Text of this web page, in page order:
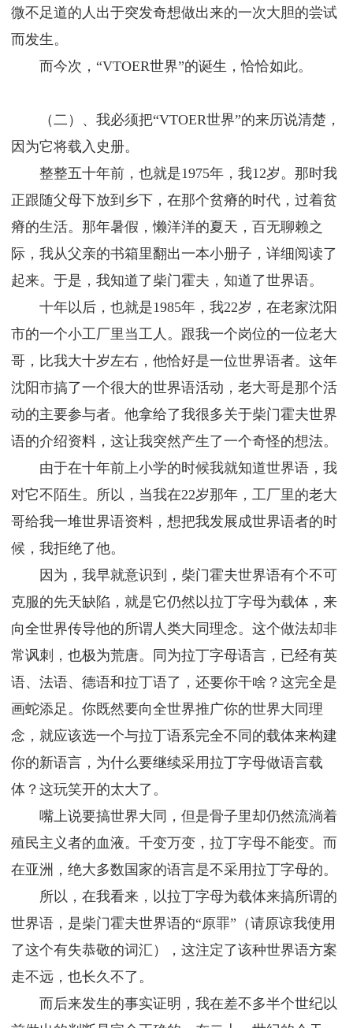
微不足道的人出于突发奇想做出来的一次大胆的尝试
而发生。
而今次，“VTOER世界”的诞生，恰恰如此。
（二）、我必须把“VTOER世界”的来历说清楚，
因为它将载入史册。
整整五十年前，也就是1975年，我12岁。那时我
正跟随父母下放到乡下，在那个贫瘠的时代，过着贫
瘠的生活。那年暑假，懒洋洋的夏天，百无聊赖之
际，我从父亲的书箱里翻出一本小册子，详细阅读了
起来。于是，我知道了柴门霍夫，知道了世界语。
十年以后，也就是1985年，我22岁，在老家沈阳
市的一个小工厂里当工人。跟我一个岗位的一位老大
哥，比我大十岁左右，他恰好是一位世界语者。这年
沈阳市搞了一个很大的世界语活动，老大哥是那个活
动的主要参与者。他拿给了我很多关于柴门霍夫世界
语的介绍资料，这让我突然产生了一个奇怪的想法。
由于在十年前上小学的时候我就知道世界语，我
对它不陌生。所以，当我在22岁那年，工厂里的老大
哥给我一堆世界语资料，想把我发展成世界语者的时
候，我拒绝了他。
因为，我早就意识到，柴门霍夫世界语有个不可
克服的先天缺陷，就是它仍然以拉丁字母为载体，来
向全世界传导他的所谓人类大同理念。这个做法却非
常讽刺，也极为荒唐。同为拉丁字母语言，已经有英
语、法语、德语和拉丁语了，还要你干啥？这完全是
画蛇添足。你既然要向全世界推广你的世界大同理
念，就应该选一个与拉丁语系完全不同的载体来构建
你的新语言，为什么要继续采用拉丁字母做语言载
体？这玩笑开的太大了。
嘴上说要搞世界大同，但是骨子里却仍然流淌着
殖民主义者的血液。千变万变，拉丁字母不能变。而
在亚洲，绝大多数国家的语言是不采用拉丁字母的。
所以，在我看来，以拉丁字母为载体来搞所谓的
世界语，是柴门霍夫世界语的“原罪”（请原谅我使用
了这个有失恭敬的词汇），这注定了该种世界语方案
走不远，也长久不了。
而后来发生的事实证明，我在差不多半个世纪以